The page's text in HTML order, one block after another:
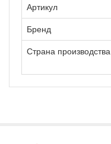
Артикул
Бренд
Страна производства